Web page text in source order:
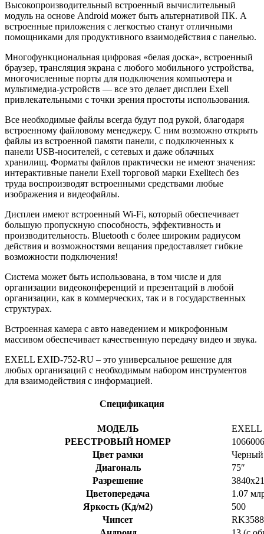
Высокопроизводительный встроенный вычислительный
модуль на основе Android может быть альтернативой ПК. А
встроенные приложения с легкостью станут отличными
помощниками для продуктивного взаимодействия с панелью.
Многофункциональная цифровая «белая доска», встроенный
браузер, трансляция экрана с любого мобильного устройства,
многочисленные порты для подключения компьютера и
мультимедиа-устройств — все это делает дисплеи Exell
привлекательными с точки зрения простоты использования.
Все необходимые файлы всегда будут под рукой, благодаря
встроенному файловому менеджеру. С ним возможно открыть
файлы из встроенной памяти панели, с подключенных к
панели USB-носителей, с сетевых и даже облачных
хранилищ. Форматы файлов практически не имеют значения:
интерактивные панели Exell торговой марки Exelltech без
труда воспроизводят встроенными средствами любые
изображения и видеофайлы.
Дисплеи имеют встроенный Wi-Fi, который обеспечивает
большую пропускную способность, эффективность и
производительность. Bluetooth с более широким радиусом
действия и возможностями вещания предоставляет гибкие
возможности подключения!
Система может быть использована, в том числе и для
организации видеоконференций и презентаций в любой
организации, как в коммерческих, так и в государственных
структурах.
Встроенная камера с авто наведением и микрофонным
массивом обеспечивает качественную передачу видео и звука.
EXELL EXID-752-RU – это универсальное решение для
любых организаций с необходимым набором инструментов
для взаимодействия с информацией.
Спецификация
МОДЕЛЬ
EXELL
РЕЕСТРОВЫЙ НОМЕР
Цвет рамки
Черный
Диагональ
75″
Разрешение
Цветопередача
1.07
Яркость (Кд/м2)
500
Чипсет
RK3588